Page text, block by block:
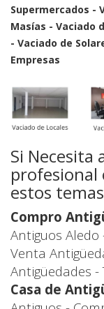
Supermercados -
Masías - Vaciado
- Vaciado de
Empresas
Si Necesita
profesional
estos temas
Compro
Antiguos Aledo
Venta
Antigüedades -
Casa de